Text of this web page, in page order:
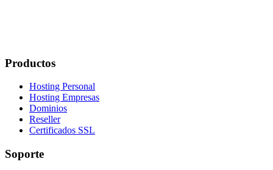
Productos
Hosting Personal
Hosting Empresas
Dominios
Reseller
Certificados SSL
Soporte